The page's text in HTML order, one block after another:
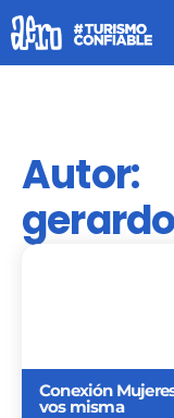
Autor:
Conexión
vos misma